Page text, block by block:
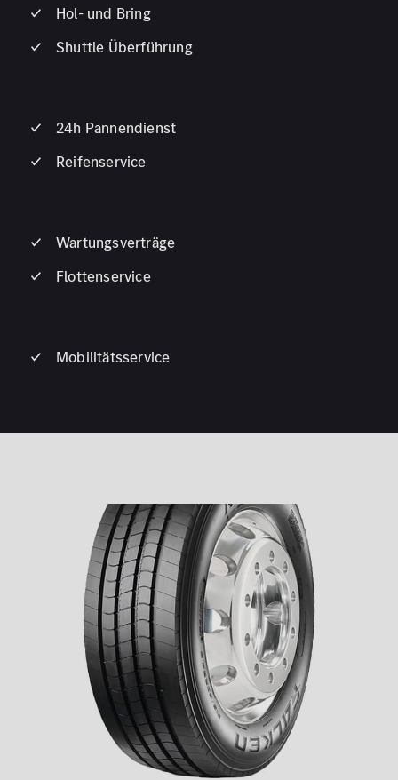
Hol- und Bring
Shuttle Überführung
24h Pannendienst
Reifenservice
Wartungsverträge
Flottenservice
Mobilitätsservice